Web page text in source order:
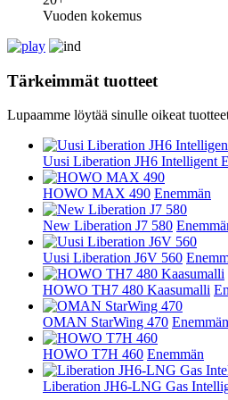
Vuoden kokemus
Tärkeimmät tuotteet
Lupaamme löytää sinulle oikeat
Uusi Liberation JH6 Intelligent
HOWO MAX 490 Enemmän
New Liberation J7 580
Uusi Liberation J6V 560
HOWO TH7 480 Kaasumalli
OMAN StarWing 470 Enemmän
HOWO T7H 460 Enemmän
Liberation JH6-LNG Gas